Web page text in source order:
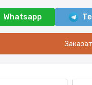
Whatsapp